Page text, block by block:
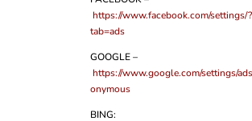
https://www.facebook.com/settings/?
tab=ads
GOOGLE –
https://www.google.com/settings/
onymous
BING: